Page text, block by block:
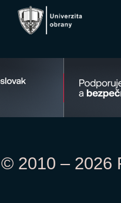
© 2010 – 2026